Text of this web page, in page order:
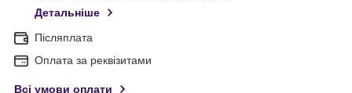
Детальніше
Післяплата
Оплата за реквізитами
Всі умови оплати